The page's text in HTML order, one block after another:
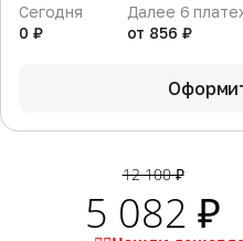
12 100 ₽
5 082 ₽
Сегодня
0 ₽
Далее 6
от 856 ₽